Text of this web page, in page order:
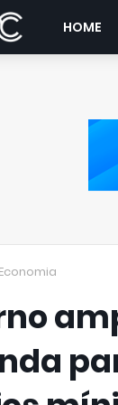
HOME
Economia